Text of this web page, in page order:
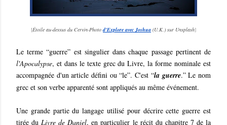
[Étoile au-dessus du Cervin-Photod'Explore avec Joshua (U.K.) sur Unsplash]
Le terme “guerre” est singulier dans chaque passage pertinent de
l'Apocalypse, et dans le texte grec du Livre, la forme nominale est
accompagnée d'un article défini ou “le”. C'est “la guerre.” Le nom
grec et son verbe apparenté sont appliqués au même événement.
Une grande partie du langage utilisé pour décrire cette guerre est
tirée duLivre de Daniel, en particulier le récit du chapitre 7 de la